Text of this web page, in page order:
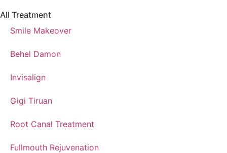
All Treatment
Smile Makeover
Behel Damon
Invisalign
Gigi Tiruan
Root Canal Treatment
Fullmouth Rejuvenation